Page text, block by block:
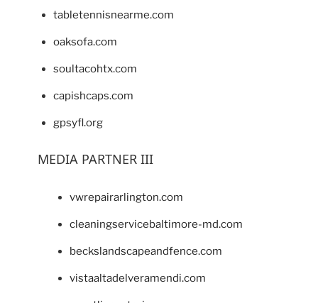
tabletennisnearme.com
oaksofa.com
soultacohtx.com
capishcaps.com
gpsyfl.org
MEDIA PARTNER III
vwrepairarlington.com
cleaningservicebaltimore-md.com
beckslandscapeandfence.com
vistaaltadelveramendi.com